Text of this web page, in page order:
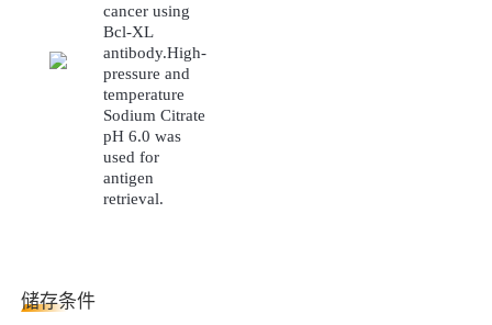
cancer using
Bcl-XL
antibody.High-
pressure and
temperature
Sodium Citrate
pH 6.0 was
used for
antigen
retrieval.
储存条件